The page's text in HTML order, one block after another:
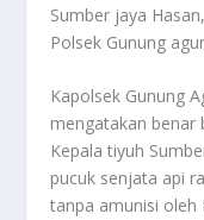
Sumber jaya
Polsek Gunung
Kapolsek Gunung
mengatakan benar
Kepala tiyuh
pucuk senjata api
tanpa amunisi oleh